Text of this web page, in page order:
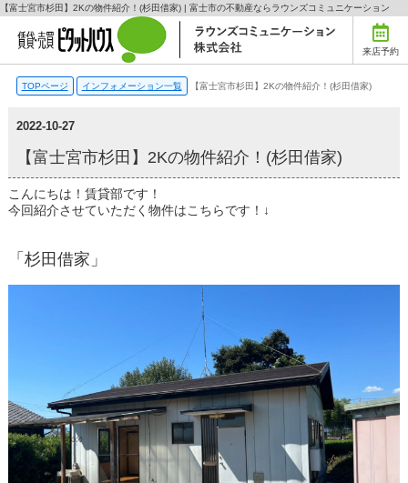
【富士宮市杉田】2Kの物件紹介！(杉田借家) | 富士市の不動産ならラウンズコミュニケーション
来店予約
TOPページ インフォメーション一覧 【富士宮市杉田】2Kの物件紹介！(杉田借家)
2022-10-27
【富士宮市杉田】2Kの物件紹介！(杉田借家)
こんにちは！賃貸部です！
今回紹介させていただく物件はこちらです！↓
「杉田借家」